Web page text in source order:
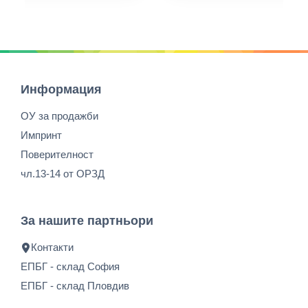
Информация
ОУ за продажби
Импринт
Поверителност
чл.13-14 от ОРЗД
За нашите партньори
Контакти
ЕПБГ - склад София
ЕПБГ - склад Пловдив